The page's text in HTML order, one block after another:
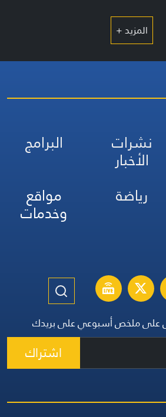
المزيد +
نشرات
الأخبار
البرامج
رياضة مواقع
وخدمات
على ملخص أسبوعي على بريدك
اشتراك